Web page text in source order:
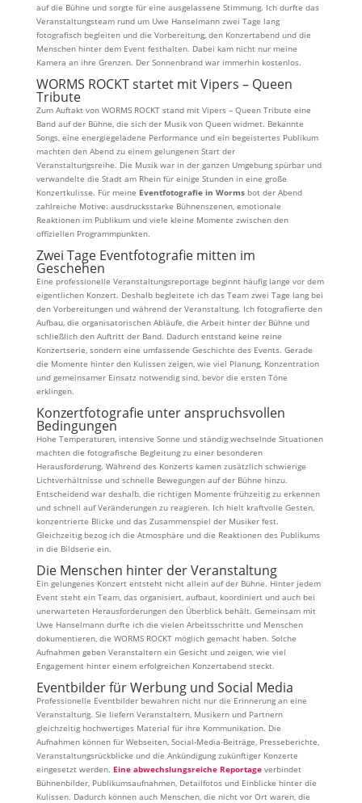
auf die Bühne und sorgte für eine ausgelassene Stimmung. Ich durfte das
Veranstaltungsteam rund um Uwe Hanselmann zwei Tage lang
fotografisch begleiten und die Vorbereitung, den Konzertabend und die
Menschen hinter dem Event festhalten. Dabei kam nicht nur meine
Kamera an ihre Grenzen. Der Sonnenbrand war immerhin kostenlos.
WORMS ROCKT startet mit Vipers – Queen
Tribute
Zum Auftakt von WORMS ROCKT stand mit Vipers – Queen Tribute eine
Band auf der Bühne, die sich der Musik von Queen widmet. Bekannte
Songs, eine energiegeladene Performance und ein begeistertes Publikum
machten den Abend zu einem gelungenen Start der
Veranstaltungsreihe. Die Musik war in der ganzen Umgebung spürbar und
verwandelte die Stadt am Rhein für einige Stunden in eine große
Konzertkulisse. Für meine Eventfotografie in Wormsbot der Abend
zahlreiche Motive: ausdrucksstarke Bühnenszenen, emotionale
Reaktionen im Publikum und viele kleine Momente zwischen den
offiziellen Programmpunkten.
Zwei Tage Eventfotografie mitten im
Geschehen
Eine professionelle Veranstaltungsreportage beginnt häufig lange vor dem
eigentlichen Konzert. Deshalb begleitete ich das Team zwei Tage lang bei
den Vorbereitungen und während der Veranstaltung. Ich fotografierte den
Aufbau, die organisatorischen Abläufe, die Arbeit hinter der Bühne und
schließlich den Auftritt der Band. Dadurch entstand keine reine
Konzertserie, sondern eine umfassende Geschichte des Events. Gerade
die Momente hinter den Kulissen zeigen, wie viel Planung, Konzentration
und gemeinsamer Einsatz notwendig sind, bevor die ersten Töne
erklingen.
Konzertfotografie unter anspruchsvollen
Bedingungen
Hohe Temperaturen, intensive Sonne und ständig wechselnde Situationen
machten die fotografische Begleitung zu einer besonderen
Herausforderung. Während des Konzerts kamen zusätzlich schwierige
Lichtverhältnisse und schnelle Bewegungen auf der Bühne hinzu.
Entscheidend war deshalb, die richtigen Momente frühzeitig zu erkennen
und schnell auf Veränderungen zu reagieren. Ich hielt kraftvolle Gesten,
konzentrierte Blicke und das Zusammenspiel der Musiker fest.
Gleichzeitig bezog ich die Atmosphäre und die Reaktionen des Publikums
in die Bildserie ein.
Die Menschen hinter der Veranstaltung
Ein gelungenes Konzert entsteht nicht allein auf der Bühne. Hinter jedem
Event steht ein Team, das organisiert, aufbaut, koordiniert und auch bei
unerwarteten Herausforderungen den Überblick behält. Gemeinsam mit
Uwe Hanselmann durfte ich die vielen Arbeitsschritte und Menschen
dokumentieren, die WORMS ROCKT möglich gemacht haben. Solche
Aufnahmen geben Veranstaltern ein Gesicht und zeigen, wie viel
Engagement hinter einem erfolgreichen Konzertabend steckt.
Eventbilder für Werbung und Social Media
Professionelle Eventbilder bewahren nicht nur die Erinnerung an eine
Veranstaltung. Sie liefern Veranstaltern, Musikern und Partnern
gleichzeitig hochwertiges Material für ihre Kommunikation. Die
Aufnahmen können für Webseiten, Social-Media-Beiträge, Presseberichte,
Veranstaltungsrückblicke und die Ankündigung zukünftiger Konzerte
eingesetzt werden. Eine abwechslungsreiche Reportageverbindet
Bühnenbilder, Publikumsaufnahmen, Detailfotos und Einblicke hinter die
Kulissen. Dadurch können auch Menschen, die nicht vor Ort waren, die